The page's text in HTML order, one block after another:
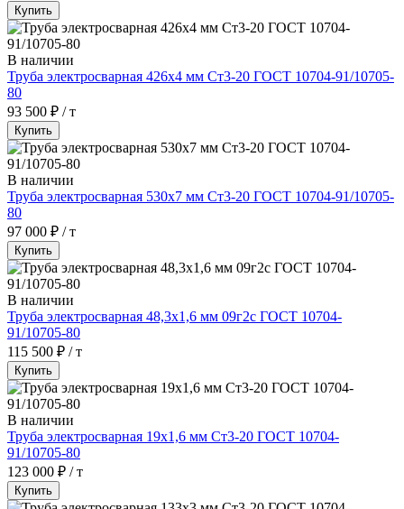
Купить
В наличии
Труба электросварная 426х4 мм Ст3-20 ГОСТ 10704-91/10705-
80
93 500 ₽ / т
Купить
В наличии
Труба электросварная 530х7 мм Ст3-20 ГОСТ 10704-91/10705-
80
97 000 ₽ / т
Купить
В наличии
Труба электросварная 48,3х1,6 мм 09г2с ГОСТ 10704-
91/10705-80
115 500 ₽ / т
Купить
В наличии
Труба электросварная 19х1,6 мм Ст3-20 ГОСТ 10704-
91/10705-80
123 000 ₽ / т
Купить